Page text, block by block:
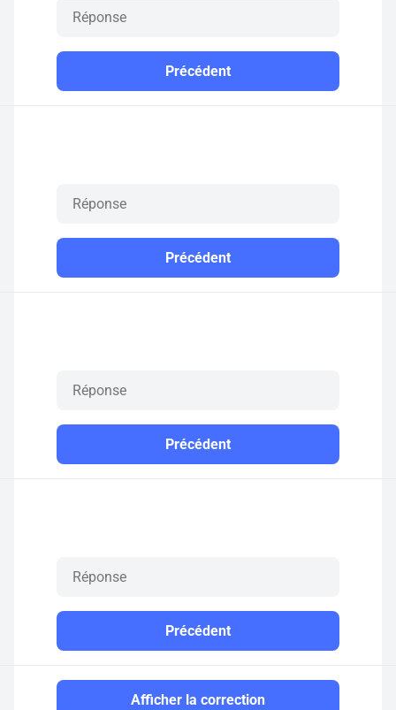
Précédent
Précédent
Précédent
Précédent
Afficher la correction